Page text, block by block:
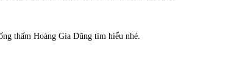
thấm Hoàng Gia Dũng tìm hiểu nhé.